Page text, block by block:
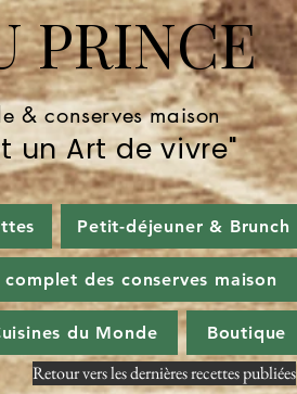
PRINCE
& conserves maison
un Art de vivre"
Petit-déjeuner & Brunch
complet des conserves maison
du Monde Boutique
Retour vers les dernières recettes publiées